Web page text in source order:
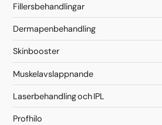
Fillersbehandlingar
Dermapenbehandling
Skinbooster
Muskelavslappnande
Laserbehandling och IPL
Profhilo